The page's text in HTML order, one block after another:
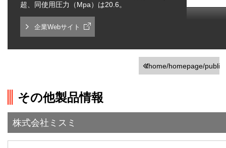
超、同使用圧力（Mpa）は20.6。
企業Webサイト
/home/homepage/
その他製品情報
株式会社ミスミ